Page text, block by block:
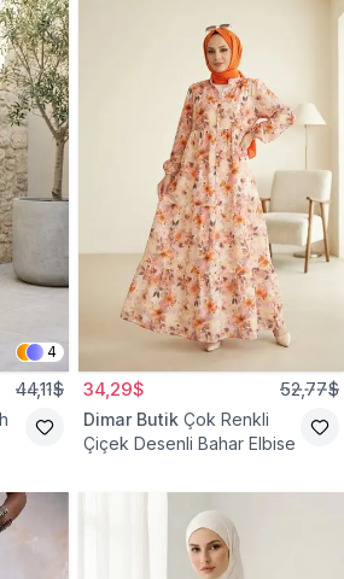
4
44,11$ 34,29$ 52,77$
Dimar Butik Çok Renkli
Çiçek Desenli Bahar Elbise